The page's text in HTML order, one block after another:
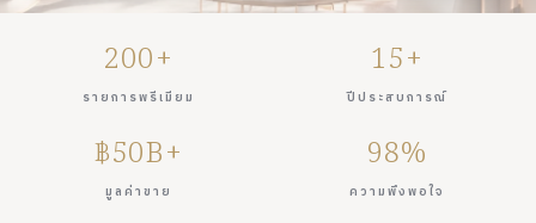
200+
รายการพรีเมียม
15+
ปีประสบการณ์
฿50B+
มูลค่าขาย
98%
ความพึงพอใจ